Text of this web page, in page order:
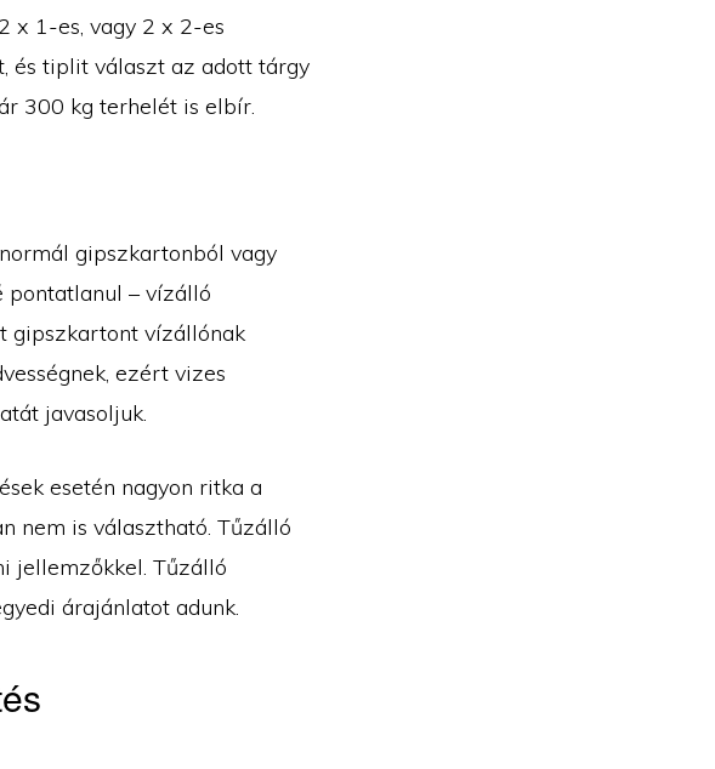
x 1-es, vagy 2 x 2-es
és tiplit választ az adott tárgy
300 kg terhelét is elbír.
gipszkartonból vagy
pontatlanul – vízálló
gipszkartont vízállónak
ezért vizes
javasoljuk.
esetén nagyon ritka a
nem is választható. Tűzálló
jellemzőkkel. Tűzálló
árajánlatot adunk.